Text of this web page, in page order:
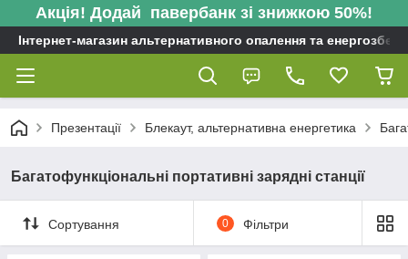
Акція! Додай павербанк зі знижкою 50%!
Інтернет-магазин альтернативного опалення та
Презентації Блекаут, альтернативна енергетика
Багатофункціональні портативні зарядні станції
Сортування 0 Фільтри